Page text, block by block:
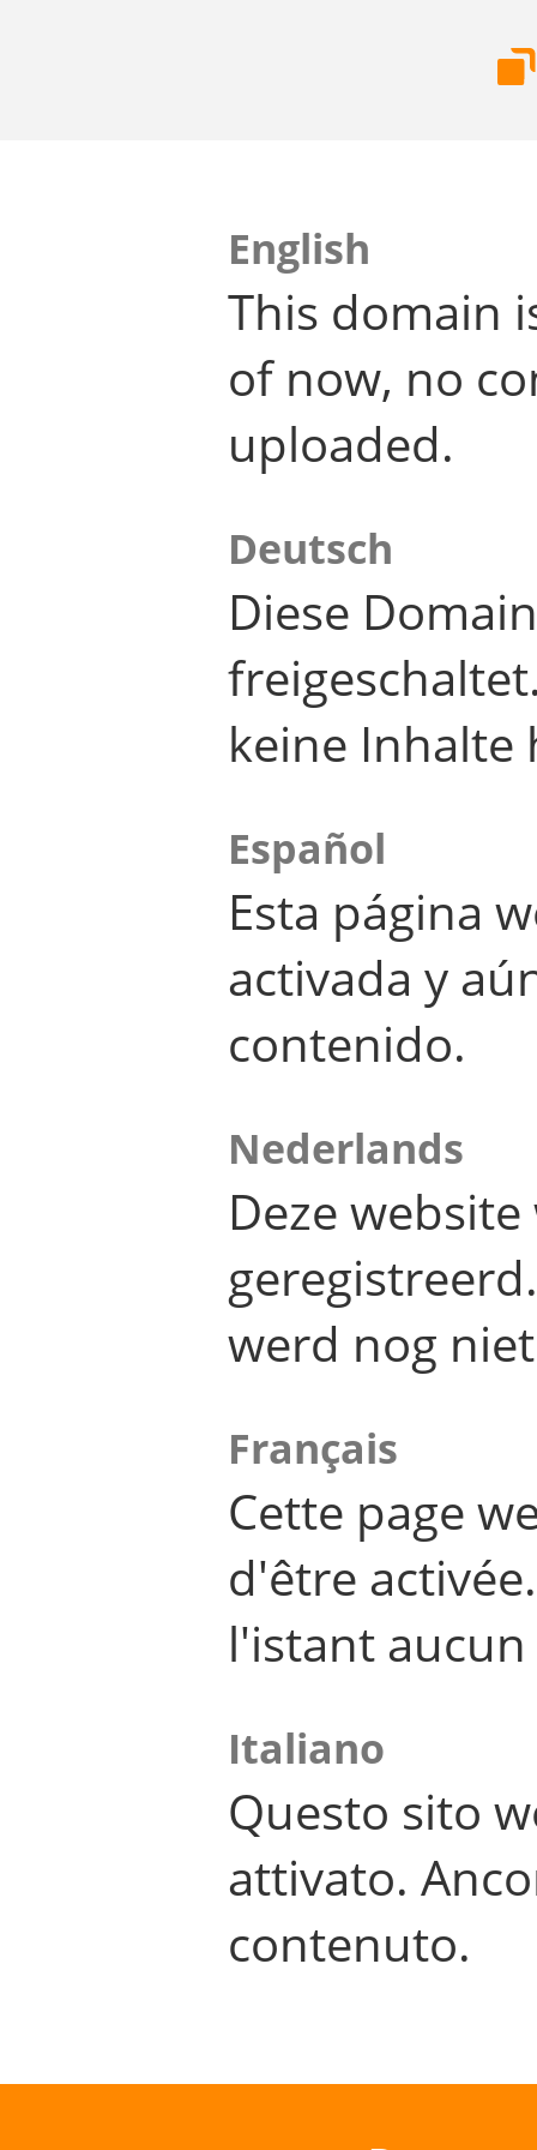
English
This domain
of now, no
uploaded.
Deutsch
Diese
keine Inhalte
Español
Esta página
activada y
contenido.
Nederlands
Deze
werd nog
Français
Cette page
d'être
l'istant
Italiano
Questo sito
attivato.
contenuto.